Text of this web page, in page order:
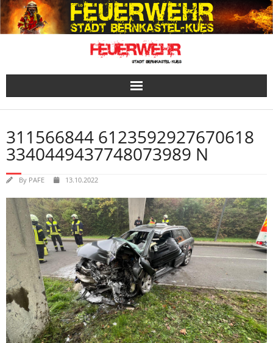
Skip
to
content
311566844 6123592927670618
3340449437748073989 N
By PAFE 13.10.2022